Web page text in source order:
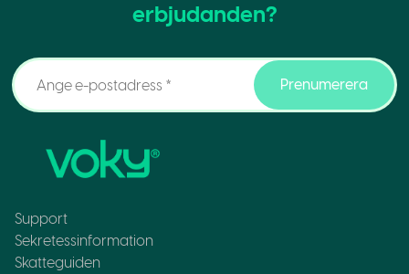
erbjudanden?
Prenumerera
Support
Sekretessinformation
Skatteguiden